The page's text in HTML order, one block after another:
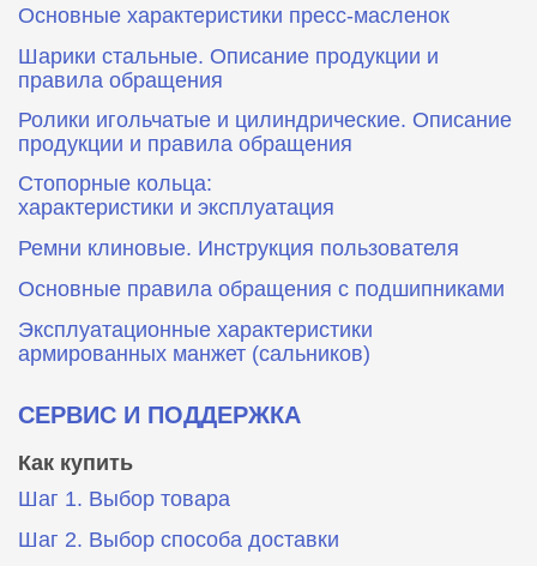
Основные характеристики пресс‑масленок
Шарики стальные. Описание продукции и
правила обращения
Ролики игольчатые и цилиндрические. Описание
продукции и правила обращения
Стопорные кольца:
характеристики и эксплуатация
Ремни клиновые. Инструкция пользователя
Основные правила обращения с подшипниками
Эксплуатационные характеристики
армированных манжет (сальников)
СЕРВИС И ПОДДЕРЖКА
Как купить
Шаг 1. Выбор товара
Шаг 2. Выбор способа доставки